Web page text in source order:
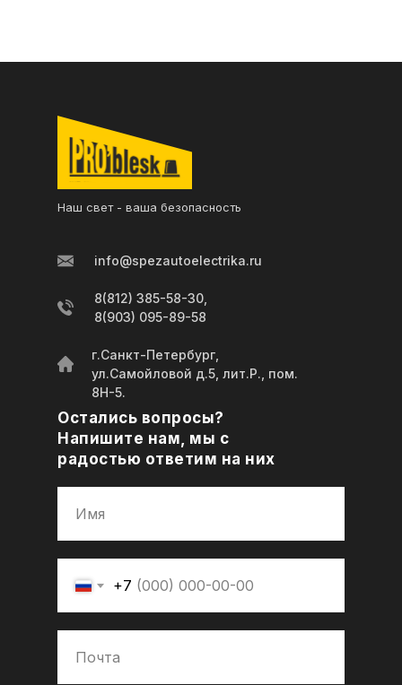
8(812) 385-58-30,
8(903) 095-89-58
info@spezautoelectrika.ru
г.Санкт-Петербург,
ул.Самойловой д.5, лит.Р., пом.
8Н-5.
+7
Остались вопросы?
Напишите нам, мы с
радостью ответим на них
Наш свет - ваша безопасность